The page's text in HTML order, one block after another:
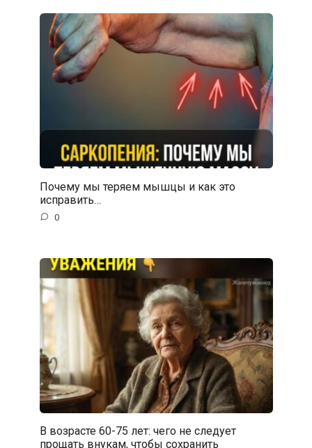
Почему мы теряем мышцы и как это
исправить…
0
В возрасте 60-75 лет: чего не следует
прощать внукам, чтобы сохранить